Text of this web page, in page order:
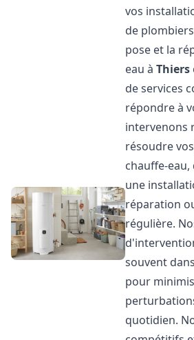
vos
de
pose et la
eau àThiers
de services
répondre à
intervenons
résoudre
chauffe-
une
réparation
régulière.
souvent
pour
quotidien.